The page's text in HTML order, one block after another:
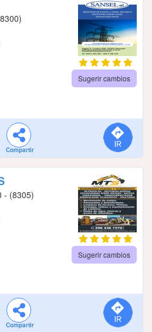
Sugerir cambios
Compartir
- (8305)
Sugerir cambios
Compartir